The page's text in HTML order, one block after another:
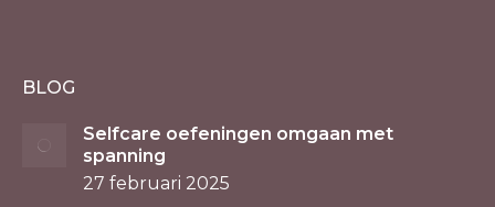
BLOG
Selfcare oefeningen omgaan met
spanning
27 februari 2025